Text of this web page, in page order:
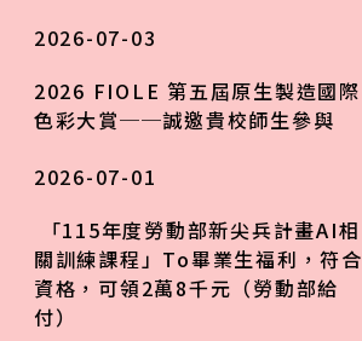
2026-07-03
2026 FIOLE 第五屆原生製造國際
色彩大賞──誠邀貴校師生參與
2026-07-01
「115年度勞動部新尖兵計畫AI相
關訓練課程」To畢業生福利，符合
資格，可領2萬8千元（勞動部給
付）